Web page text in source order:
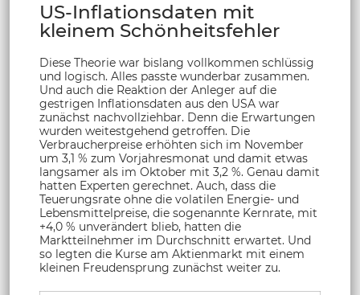
US-Inflationsdaten mit
kleinem Schönheitsfehler
Diese Theorie war bislang vollkommen schlüssig
und logisch. Alles passte wunderbar zusammen.
Und auch die Reaktion der Anleger auf die
gestrigen Inflationsdaten aus den USA war
zunächst nachvollziehbar. Denn die Erwartungen
wurden weitestgehend getroffen. Die
Verbraucherpreise erhöhten sich im November
um 3,1 % zum Vorjahresmonat und damit etwas
langsamer als im Oktober mit 3,2 %. Genau damit
hatten Experten gerechnet. Auch, dass die
Teuerungsrate ohne die volatilen Energie- und
Lebensmittelpreise, die sogenannte Kernrate, mit
+4,0 % unverändert blieb, hatten die
Marktteilnehmer im Durchschnitt erwartet. Und
so legten die Kurse am Aktienmarkt mit einem
kleinen Freudensprung zunächst weiter zu.